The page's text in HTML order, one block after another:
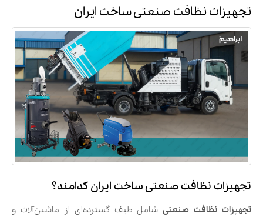
تجهیزات نظافت صنعتی ساخت ایران
تجهیزات نظافت صنعتی ساخت ایران کدامند؟
تجهیزات نظافت صنعتیشامل طیف گسترده‌ای از ماشین‌آلات و